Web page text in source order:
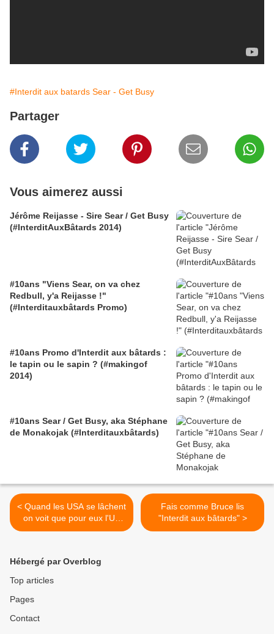
#Interdit aux batards Sear - Get Busy
Partager
Vous aimerez aussi
Jérôme Reijasse - Sire Sear / Get Busy
(#InterditAuxBâtards 2014)
#10ans "Viens Sear, on va chez
Redbull, y'a Reijasse !"
(#Interditauxbâtards Promo)
#10ans Promo d'Interdit aux bâtards :
le tapin ou le sapin ? (#makingof
2014)
#10ans Sear / Get Busy, aka Stéphane
de Monakojak (#Interditauxbâtards)
< Quand les USA se lâchent
on voit que pour eux l'UE
c'est déjà l'UA
Fais comme Bruce lis
"Interdit aux bâtards" >
Hébergé par Overblog
Top articles
Pages
Contact